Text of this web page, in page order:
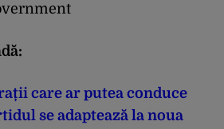
care ar putea conduce
se adaptează la noua